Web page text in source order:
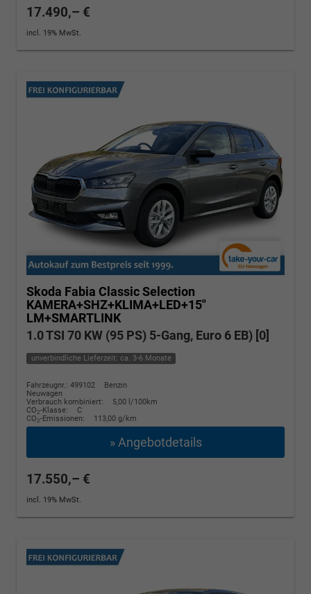
17.490,– €
incl. 19% MwSt.
Skoda Fabia Classic Selection
KAMERA+SHZ+KLIMA+LED+15"
LM+SMARTLINK
1.0 TSI 70 KW (95 PS) 5-Gang, Euro 6 EB) [0]
unverbindliche Lieferzeit: ca. 3-6 Monate
Fahrzeugnr.: 499102
Benzin
Neuwagen
Verbrauch kombiniert:
5,00 l/100km
CO2-Klasse:
C
CO2-Emissionen: 113,00 g/km
» Angebotdetails
17.550,– €
incl. 19% MwSt.